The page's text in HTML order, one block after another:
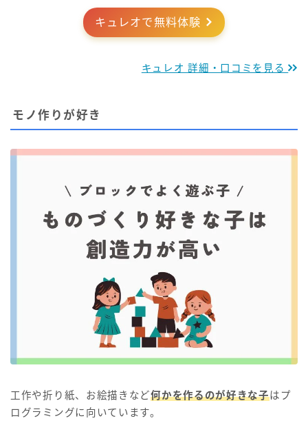
キュレオで無料体験
キュレオ 詳細・口コミを見る
モノ作りが好き
工作や折り紙、お絵描きなど何かを作るのが好きな子はプ
ログラミングに向いています。